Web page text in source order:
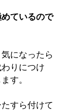
ているので
になったら
りにつけ
す。
すら付けて